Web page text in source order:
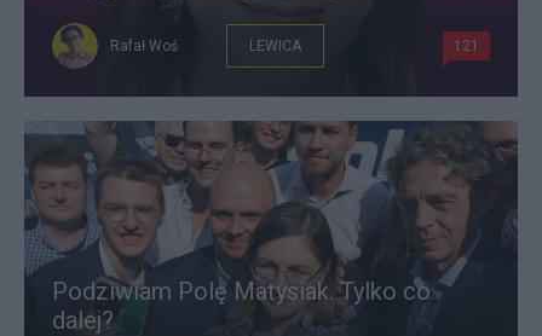
Rafał Woś LEWICA 121
Podziwiam Polę Matysiak. Tylko co
dalej?